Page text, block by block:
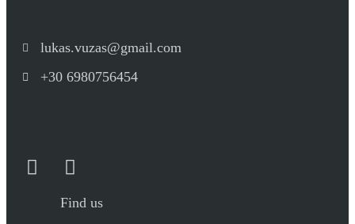
lukas.vuzas@gmail.com
+30 6980756454
Find us